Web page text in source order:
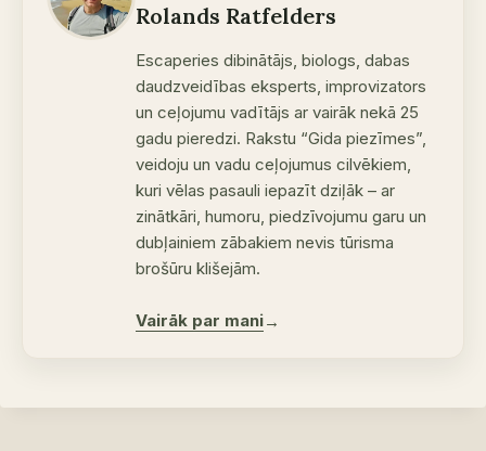
Rolands Ratfelders
Escaperies dibinātājs, biologs, dabas
daudzveidības eksperts, improvizators
un ceļojumu vadītājs ar vairāk nekā 25
gadu pieredzi. Rakstu “Gida piezīmes”,
veidoju un vadu ceļojumus cilvēkiem,
kuri vēlas pasauli iepazīt dziļāk – ar
zinātkāri, humoru, piedzīvojumu garu un
dubļainiem zābakiem nevis tūrisma
brošūru klišejām.
Vairāk par mani→